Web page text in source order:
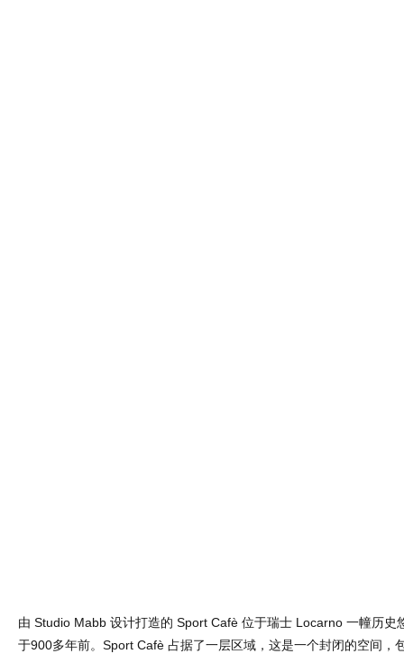
由 Studio Mabb 设计打造的 Sport Cafè 位于瑞士 Locarno 一幢历史
于900多年前。Sport Cafè 占据了一层区域，这是一个封闭的空间，